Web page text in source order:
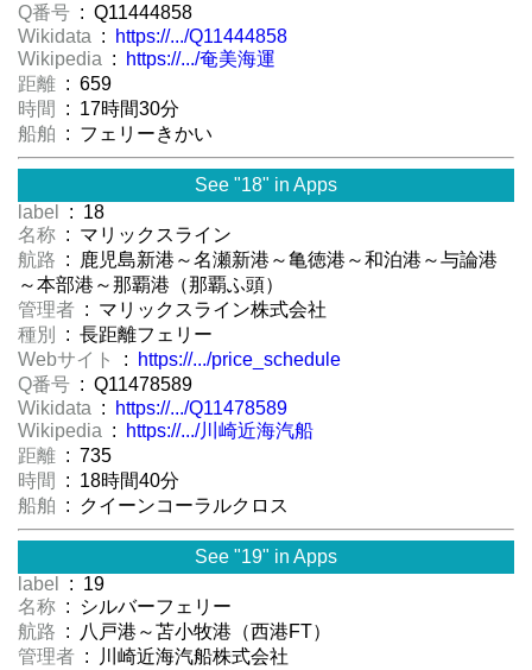
Q番号 : Q11444858
Wikidata :
https://.../Q11444858
Wikipedia :
https://.../奄美海運
距離 : 659
時間
: 17時間30分
船舶 : フェリーきかい
See "18" in Apps
label
: 18
名称 : マリックスライン
航路 : 鹿児島新港～名瀬新港～亀徳港～和泊港～与論港
～本部港～那覇港（那覇ふ頭）
管理者 : マリックスライン株式会社
種別
: 長距離フェリー
Webサイト
:
https://.../price_schedule
Q番号 : Q11478589
Wikidata :
https://.../Q11478589
Wikipedia :
https://.../川崎近海汽船
距離 : 735
時間
: 18時間40分
船舶 : クイーンコーラルクロス
See "19" in Apps
label
: 19
名称 : シルバーフェリー
航路 : 八戸港～苫小牧港（西港FT）
管理者 : 川崎近海汽船株式会社